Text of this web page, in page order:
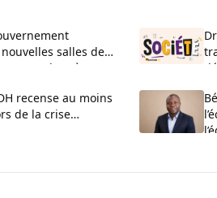
salles de
La Verdure à
recense au moins
de la crise